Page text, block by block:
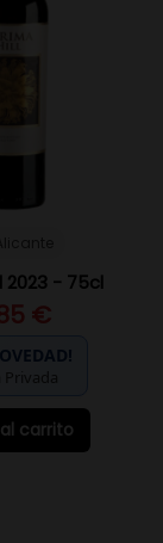
2023 - 75cl
€
Privada
carrito